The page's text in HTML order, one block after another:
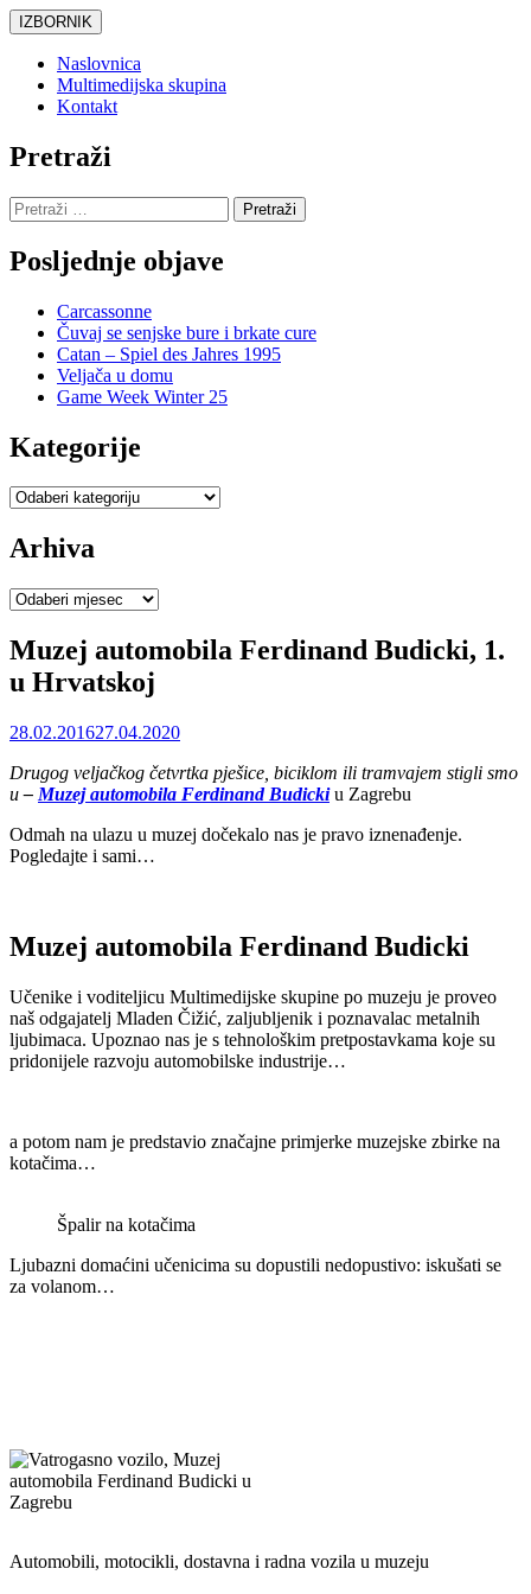
Skoči
do
sadržaja
IZBORNIK
Naslovnica
Multimedijska skupina
Kontakt
Pretraži
Pretraži:
Posljednje objave
Carcassonne
Čuvaj se senjske bure i brkate cure
Catan – Spiel des Jahres 1995
Veljača u domu
Game Week Winter 25
Kategorije
Kategorije
Arhiva
Arhiva
Muzej automobila Ferdinand Budicki, 1.
u Hrvatskoj
28.02.201627.04.2020
Drugog veljačkog četvrtka pješice, biciklom ili tramvajem stigli smo
u– Muzej automobila Ferdinand Budickiu Zagrebu
Odmah na ulazu u muzej dočekalo nas je pravo iznenađenje.
Pogledajte i sami…
Muzej automobila Ferdinand Budicki
Učenike i voditeljicu Multimedijske skupine po muzeju je proveo
naš odgajatelj Mladen Čižić, zaljubljenik i poznavalac metalnih
ljubimaca. Upoznao nas je s tehnološkim pretpostavkama koje su
pridonijele razvoju automobilske industrije…
a potom nam je predstavio značajne primjerke muzejske zbirke na
kotačima…
Špalir na kotačima
Ljubazni domaćini učenicima su dopustili nedopustivo: iskušati se
za volanom…
Automobili, motocikli, dostavna i radna vozila u muzeju